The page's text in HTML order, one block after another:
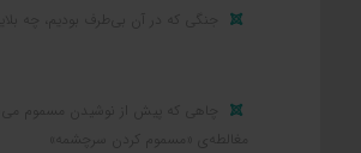
جنگی که در آن بی‌طرف بودیم، چه
چاهی که پیش از نوشیدن مسموم
مغالطه‌ی «مسموم کردن سرچشمه»